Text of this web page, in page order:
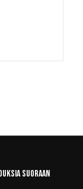
suoraan